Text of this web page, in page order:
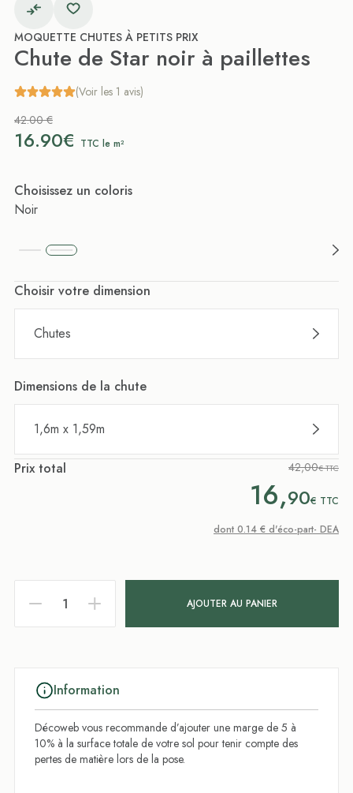
MOQUETTE CHUTES À PETITS PRIX
Chute de Star noir à paillettes
(Voir les 1 avis)
42.00 €
16.90€ TTC le m²
Choisissez un coloris
Noir
Choisir votre dimension
Chutes
Dimensions de la chute
1,6m x 1,59m
Prix total 42,00€ TTC
16,90€ TTC
dont 0.14 € d'éco-part- DEA
AJOUTER AU PANIER
Information
Décoweb vous recommande d’ajouter une marge de 5 à
10% à la surface totale de votre sol pour tenir compte des
pertes de matière lors de la pose.